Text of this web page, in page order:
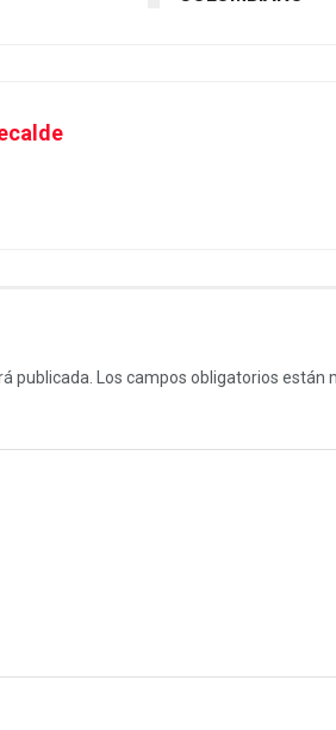
publicada. Los campos obligatorios están